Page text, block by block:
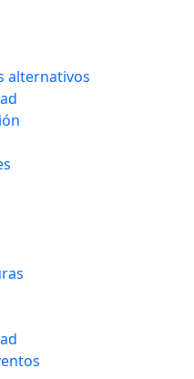
alternativos